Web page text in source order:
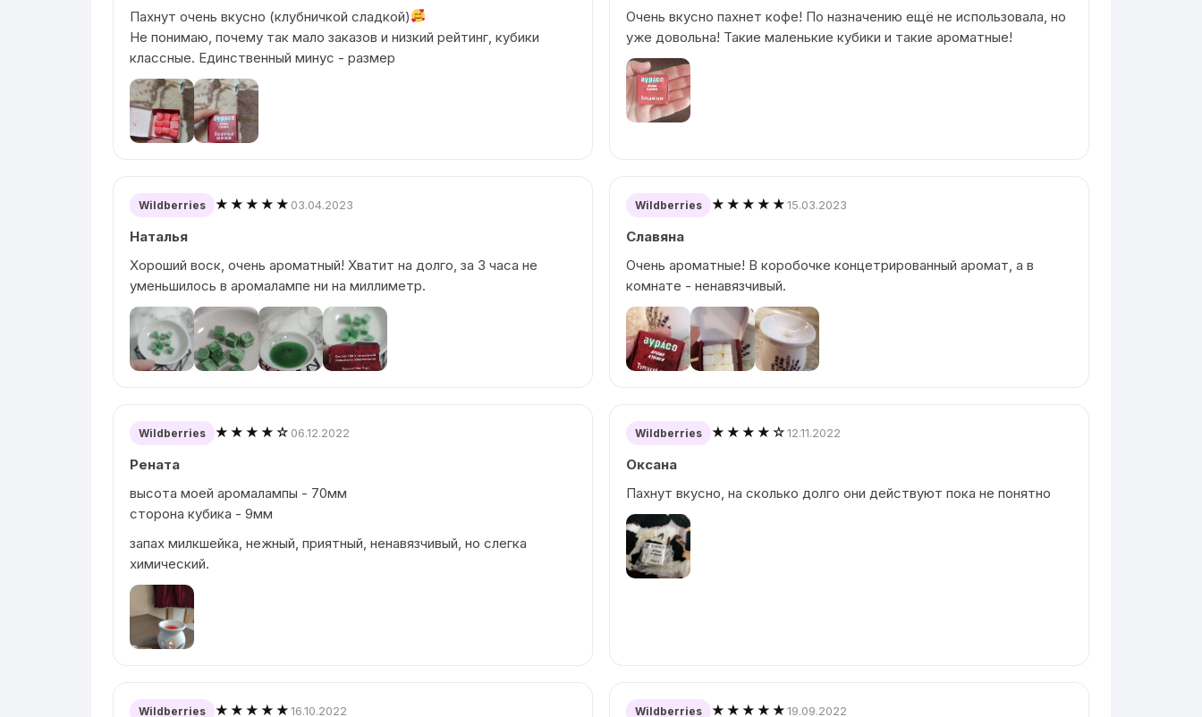
Пахнут очень вкусно (клубничкой сладкой)
Не понимаю, почему так мало заказов и низкий рейтинг, кубики
классные. Единственный минус - размер
Очень вкусно пахнет кофе! По назначению ещё не использовала, но
уже довольна! Такие маленькие кубики и такие ароматные!
Wildberries ★★★★★ 03.04.2023
Наталья
Хороший воск, очень ароматный! Хватит на долго, за 3 часа не
уменьшилось в аромалампе ни на миллиметр.
Wildberries ★★★★★15.03.2023
Славяна
Очень ароматные! В коробочке концетрированный аромат, а в
комнате - ненавязчивый.
Wildberries ★★★★☆ 06.12.2022
Рената
высота моей аромалампы - 70мм
сторона кубика - 9мм
запах милкшейка, нежный, приятный, ненавязчивый, но слегка
химический.
Wildberries ★★★★☆12.11.2022
Оксана
Пахнут вкусно, на сколько долго они действуют пока не понятно
Wildberries ★★★★★16.10.2022 Wildberries ★★★★★19.09.2022